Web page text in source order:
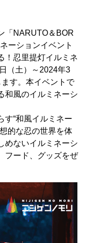
「NARUTO＆BOR
ーションイベント
！忍里提灯イルミネ
（土）～2024年3
す。本イベントで
和風のイルミネーシ
す“和風イルミネー
的な忍の世界を体
めないイルミネーシ
フード、グッズをぜ